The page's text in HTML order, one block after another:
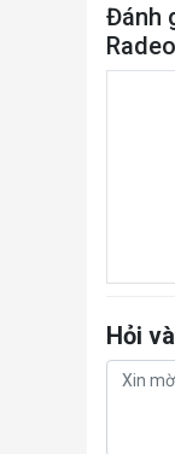
Đánh
Hỏi